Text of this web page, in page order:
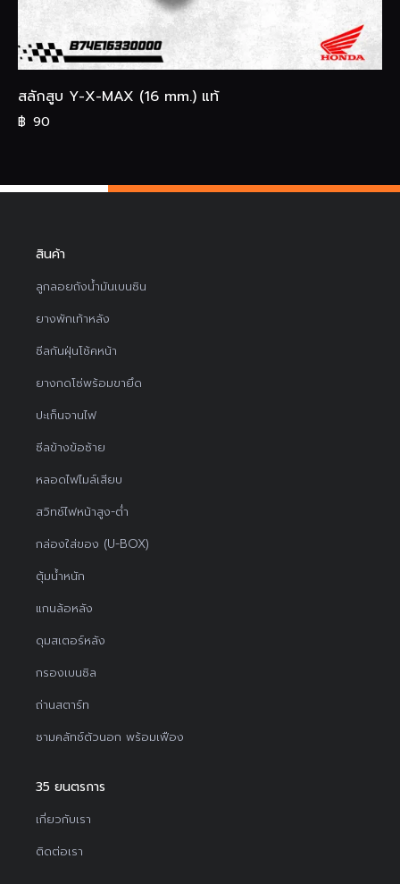
สลักสูบ Y-X-MAX (16 mm.) แท้
฿ 90
สินค้า
ลูกลอยถังน้ำมันเบนซิน
ยางพักเท้าหลัง
ซีลกันฝุ่นโช้คหน้า
ยางกดโซ่พร้อมขายึด
ปะเก็นจานไฟ
ซีลข้างข้อซ้าย
หลอดไฟไมล์เสียบ
สวิทช์ไฟหน้าสูง-ต่ำ
กล่องใส่ของ (U-BOX)
ตุ้มน้ำหนัก
แกนล้อหลัง
ดุมสเตอร์หลัง
กรองเบนซิล
ถ่านสตาร์ท
ชามคลัทช์ตัวนอก พร้อมเฟือง
35 ยนตรการ
เกี่ยวกับเรา
ติดต่อเรา